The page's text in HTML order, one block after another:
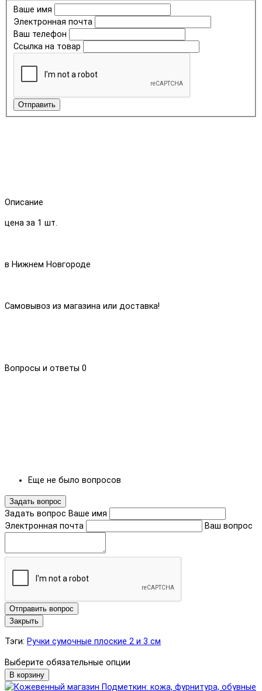
Ваше имя
Электронная почта
Ваш телефон
Ссылка на товар
Отправить
Описание
цена за 1 шт.
в Нижнем Новгороде
Самовывоз из магазина или доставка!
Вопросы и ответы 0
Еще не было вопросов
Задать вопрос
Задать вопрос Ваше имя
Электронная почта
Ваш вопрос
Отправить вопрос
Закрыть
Тэги: Ручки сумочные плоские 2 и 3 см
Выберите обязательные опции
В корзину